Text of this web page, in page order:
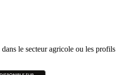
le secteur agricole ou les profils